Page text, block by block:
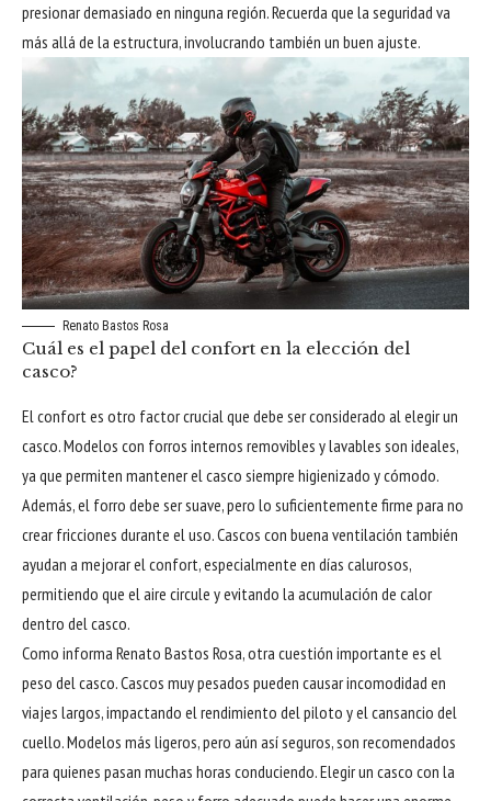
presionar demasiado en ninguna región. Recuerda que la seguridad va
más allá de la estructura, involucrando también un buen ajuste.
Renato Bastos Rosa
Cuál es el papel del confort en la elección del
casco?
El confort es otro factor crucial que debe ser considerado al elegir un
casco. Modelos con forros internos removibles y lavables son ideales,
ya que permiten mantener el casco siempre higienizado y cómodo.
Además, el forro debe ser suave, pero lo suficientemente firme para no
crear fricciones durante el uso. Cascos con buena ventilación también
ayudan a mejorar el confort, especialmente en días calurosos,
permitiendo que el aire circule y evitando la acumulación de calor
dentro del casco.
Como informa Renato Bastos Rosa, otra cuestión importante es el
peso del casco. Cascos muy pesados pueden causar incomodidad en
viajes largos, impactando el rendimiento del piloto y el cansancio del
cuello. Modelos más ligeros, pero aún así seguros, son recomendados
para quienes pasan muchas horas conduciendo. Elegir un casco con la